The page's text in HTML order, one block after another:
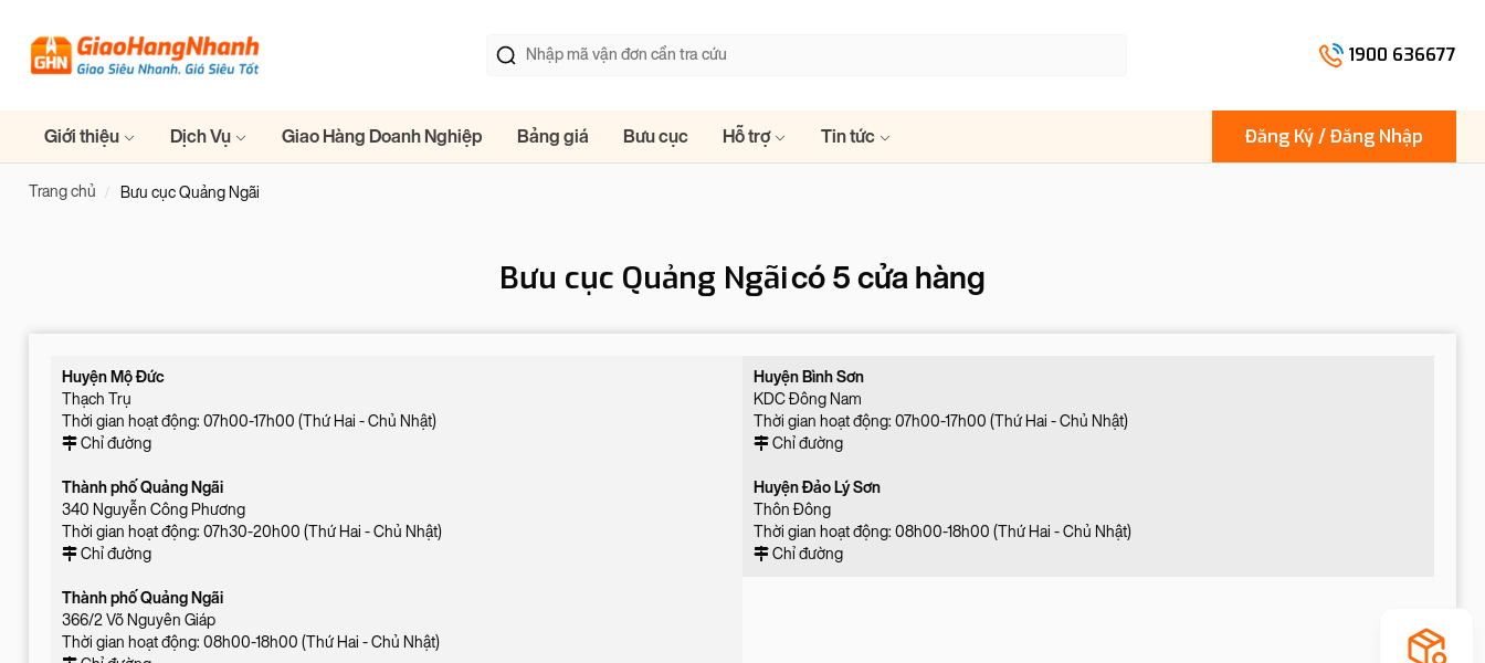
1900 636677
Giới thiệu Dịch Vụ Giao Hàng Doanh Nghiệp Bảng giá Bưu cục Hỗ trợ Tin tức Đăng Ký / Đăng Nhập
Trang chủ Bưu cục Quảng Ngãi
Bưu cục Quảng Ngãicó 5 cửa hàng
Huyện Mộ Đức
Thạch Trụ
Thời gian hoạt động: 07h00-17h00 (Thứ Hai - Chủ Nhật)
Chỉ đường
Huyện Bình Sơn
KDC Đông Nam
Thời gian hoạt động: 07h00-17h00 (Thứ Hai - Chủ Nhật)
Chỉ đường
Thành phố Quảng Ngãi
340 Nguyễn Công Phương
Thời gian hoạt động: 07h30-20h00 (Thứ Hai - Chủ Nhật)
Chỉ đường
Huyện Đảo Lý Sơn
Thôn Đông
Thời gian hoạt động: 08h00-18h00 (Thứ Hai - Chủ Nhật)
Chỉ đường
Thành phố Quảng Ngãi
366/2 Võ Nguyên Giáp
Thời gian hoạt động: 08h00-18h00 (Thứ Hai - Chủ Nhật)